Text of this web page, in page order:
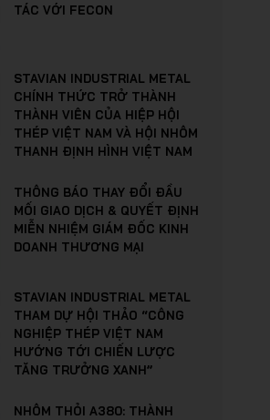
TÁC VỚI FECON
STAVIAN INDUSTRIAL METAL
CHÍNH THỨC TRỞ THÀNH
THÀNH VIÊN CỦA HIỆP HỘI
THÉP VIỆT NAM VÀ HỘI NHÔM
THANH ĐỊNH HÌNH VIỆT NAM
THÔNG BÁO THAY ĐỔI ĐẦU
MỐI GIAO DỊCH & QUYẾT ĐỊNH
MIỄN NHIỆM GIÁM ĐỐC KINH
DOANH THƯƠNG MẠI
STAVIAN INDUSTRIAL METAL
THAM DỰ HỘI THẢO “CÔNG
NGHIỆP THÉP VIỆT NAM
HƯỚNG TỚI CHIẾN LƯỢC
TĂNG TRƯỞNG XANH”
NHÔM THỎI A380: THÀNH